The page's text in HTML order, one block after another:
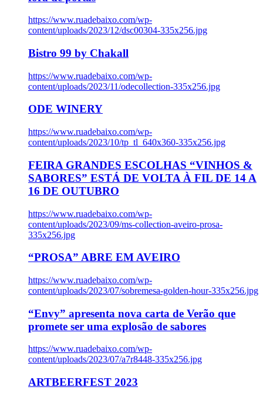
https://www.ruadebaixo.com/wp-
content/uploads/2023/12/dsc00304-335x256.jpg
Bistro 99 by Chakall
https://www.ruadebaixo.com/wp-
content/uploads/2023/11/odecollection-335x256.jpg
ODE WINERY
https://www.ruadebaixo.com/wp-
content/uploads/2023/10/tp_tl_640x360-335x256.jpg
FEIRA GRANDES ESCOLHAS “VINHOS &
SABORES” ESTÁ DE VOLTA À FIL DE 14 A
16 DE OUTUBRO
https://www.ruadebaixo.com/wp-
content/uploads/2023/09/ms-collection-aveiro-prosa-
335x256.jpg
“PROSA” ABRE EM AVEIRO
https://www.ruadebaixo.com/wp-
content/uploads/2023/07/sobremesa-golden-hour-335x256.jpg
“Envy” apresenta nova carta de Verão que
promete ser uma explosão de sabores
https://www.ruadebaixo.com/wp-
content/uploads/2023/07/a7r8448-335x256.jpg
ARTBEERFEST 2023